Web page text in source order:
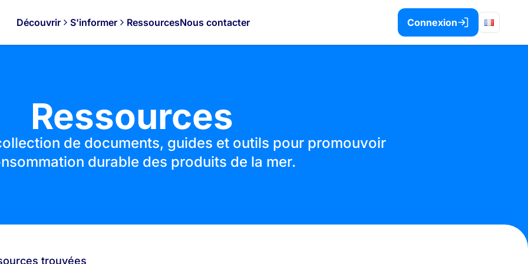
Découvrir S'informer RessourcesNous contacter Connexion
Ressources
de documents, guides et outils pour promouvoir
durable des produits de la mer.
trouvées